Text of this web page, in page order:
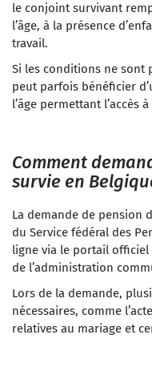
le conjoint survivant
l’âge, à la présence
travail.
Si les conditions ne sont
peut parfois bénéficier
l’âge permettant l’accès
Comment
survie en
La demande de pension
du Service fédéral des
ligne via le portail
de l’administration
Lors de la demande,
nécessaires, comme
relatives au mariage et